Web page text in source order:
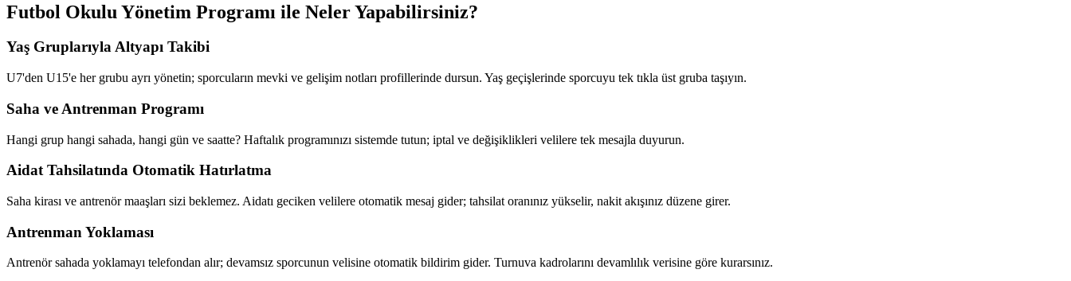
Futbol Okulu Yönetim Programı ile Neler Yapabilirsiniz?
Yaş Gruplarıyla Altyapı Takibi
U7'den U15'e her grubu ayrı yönetin; sporcuların mevki ve gelişim notları profillerinde dursun. Yaş geçişlerinde sporcuyu tek tıkla üst gruba taşıyın.
Saha ve Antrenman Programı
Hangi grup hangi sahada, hangi gün ve saatte? Haftalık programınızı sistemde tutun; iptal ve değişiklikleri velilere tek mesajla duyurun.
Aidat Tahsilatında Otomatik Hatırlatma
Saha kirası ve antrenör maaşları sizi beklemez. Aidatı geciken velilere otomatik mesaj gider; tahsilat oranınız yükselir, nakit akışınız düzene girer.
Antrenman Yoklaması
Antrenör sahada yoklamayı telefondan alır; devamsız sporcunun velisine otomatik bildirim gider. Turnuva kadrolarını devamlılık verisine göre kurarsınız.